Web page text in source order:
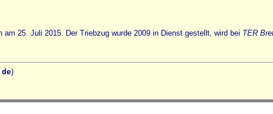
am 25. Juli 2015. Der Triebzug wurde 2009 in Dienst gestellt, wird bei TER
)